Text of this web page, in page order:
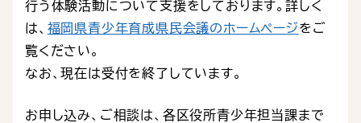
行う体験活動について支援をしております。詳しく
は、 福岡県青少年育成県民会議のホームページをご
覧ください。
なお、現在は受付を終了しています。
お申し込み、ご相談は、各区役所青少年担当課まで